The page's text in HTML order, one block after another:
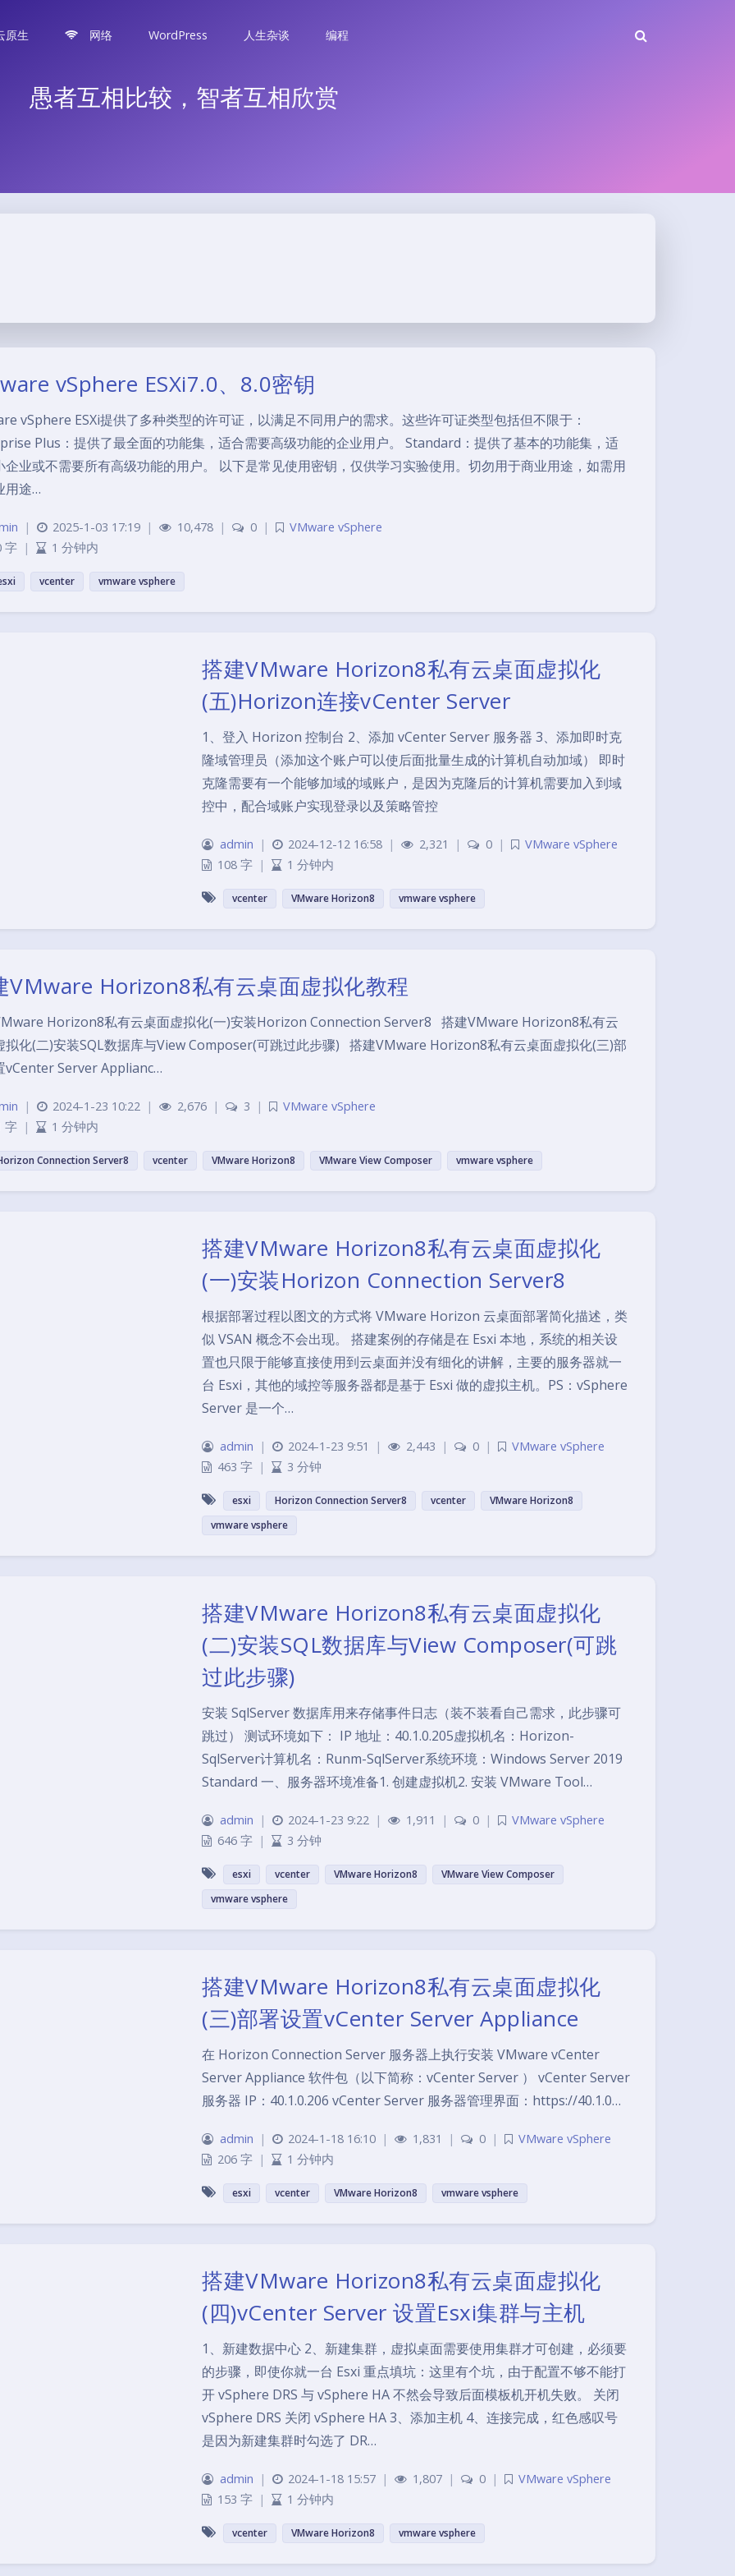
原生 网络 WordPress 人生杂谈 编程
愚者互相比较，智者互相欣赏
vSphere ESXi7.0、8.0密钥
vSphere ESXi提供了多种类型的许可证，以满足不同用户的需求。这些许可证类型包括但不限于：
Plus：提供了最全面的功能集，适合需要高级功能的企业用户。 Standard：提供了基本的功能集，适
企业或不需要所有高级功能的用户。 以下是常见使用密钥，仅供学习实验使用。切勿用于商业用途，如需用
用途…
| 2025-1-03 17:19 | 10,478 | 0 |
VMware vSphere
字 | 1 分钟内
vcenter vmware vsphere
搭建VMware Horizon8私有云桌面虚拟化
(五)Horizon连接vCenter Server
1、登入 Horizon 控制台 2、添加 vCenter Server 服务器 3、添加即时克
隆域管理员（添加这个账户可以使后面批量生成的计算机自动加域） 即时
克隆需要有一个能够加域的域账户，是因为克隆后的计算机需要加入到域
控中，配合域账户实现登录以及策略管控
admin | 2024-12-12 16:58 | 2,321 | 0 |
VMware vSphere
108 字 | 1 分钟内
vcenter VMware Horizon8 vmware vsphere
VMware Horizon8私有云桌面虚拟化教程
Horizon8私有云桌面虚拟化(一)安装Horizon Connection Server8 搭建VMware Horizon8私有云
拟化(二)安装SQL数据库与View Composer(可跳过此步骤) 搭建VMware Horizon8私有云桌面虚拟化(三)部
vCenter Server Applianc…
| 2024-1-23 10:22 | 2,676 | 3 |
VMware vSphere
字 | 1 分钟内
Connection Server8 vcenter VMware Horizon8 VMware View Composer vmware vsphere
搭建VMware Horizon8私有云桌面虚拟化
(一)安装Horizon Connection Server8
根据部署过程以图文的方式将 VMware Horizon 云桌面部署简化描述，类
似 VSAN 概念不会出现。 搭建案例的存储是在 Esxi 本地，系统的相关设
置也只限于能够直接使用到云桌面并没有细化的讲解，主要的服务器就一
台 Esxi，其他的域控等服务器都是基于 Esxi 做的虚拟主机。PS：vSphere
Server 是一个…
admin | 2024-1-23 9:51 | 2,443 | 0 |
VMware vSphere
463 字 | 3 分钟
esxi Horizon Connection Server8 vcenter
VMware Horizon8
vmware vsphere
搭建VMware Horizon8私有云桌面虚拟化
(二)安装SQL数据库与View Composer(可跳
过此步骤)
安装 SqlServer 数据库用来存储事件日志（装不装看自己需求，此步骤可
跳过） 测试环境如下： IP 地址：40.1.0.205虚拟机名：Horizon-
SqlServer计算机名：Runm-SqlServer系统环境：Windows Server 2019
Standard 一、服务器环境准备1. 创建虚拟机2. 安装 VMware Tool…
admin | 2024-1-23 9:22 | 1,911 | 0 |
VMware vSphere
646 字 | 3 分钟
esxi vcenter VMware Horizon8
VMware View Composer
vmware vsphere
搭建VMware Horizon8私有云桌面虚拟化
(三)部署设置vCenter Server Appliance
在 Horizon Connection Server 服务器上执行安装 VMware vCenter
Server Appliance 软件包（以下简称：vCenter Server ） vCenter Server
服务器 IP：40.1.0.206 vCenter Server 服务器管理界面：https://40.1.0…
admin | 2024-1-18 16:10 | 1,831 | 0 |
VMware vSphere
206 字 | 1 分钟内
esxi vcenter VMware Horizon8 vmware vsphere
搭建VMware Horizon8私有云桌面虚拟化
(四)vCenter Server 设置Esxi集群与主机
1、新建数据中心 2、新建集群，虚拟桌面需要使用集群才可创建，必须要
的步骤，即使你就一台 Esxi 重点填坑：这里有个坑，由于配置不够不能打
开 vSphere DRS 与 vSphere HA 不然会导致后面模板机开机失败。 关闭
vSphere DRS 关闭 vSphere HA 3、添加主机 4、连接完成，红色感叹号
是因为新建集群时勾选了 DR…
admin | 2024-1-18 15:57 | 1,807 | 0 |
VMware vSphere
153 字 | 1 分钟内
vcenter VMware Horizon8 vmware vsphere